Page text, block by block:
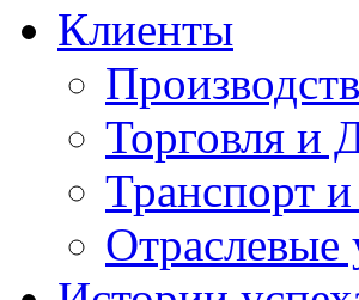
Клиенты
Торговля и
Транспорт
Отраслевые